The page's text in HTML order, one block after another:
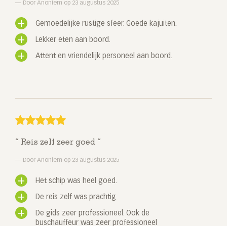
Door Anoniem op 23 augustus 2025
Gemoedelijke rustige sfeer. Goede kajuiten.
Lekker eten aan boord.
Attent en vriendelijk personeel aan boord.
Reis zelf zeer goed
Door Anoniem op 23 augustus 2025
Het schip was heel goed.
De reis zelf was prachtig
De gids zeer professioneel. Ook de
buschauffeur was zeer professioneel